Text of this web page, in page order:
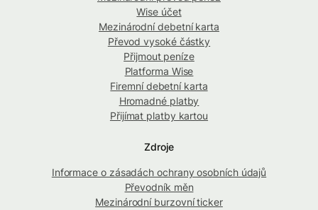
Wise účet
Mezinárodní debetní karta
Převod vysoké částky
Přijmout peníze
Platforma Wise
Firemní debetní karta
Hromadné platby
Přijímat platby kartou
Zdroje
Informace o zásadách ochrany osobních údajů
Převodník měn
Mezinárodní burzovní ticker